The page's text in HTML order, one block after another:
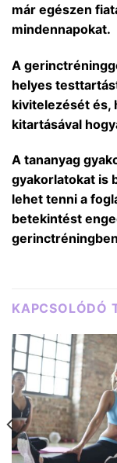
már egészen
mindennapokat.
A
helyes
kivitelezését és,
kitartásával
A tananyag
gyakorlatokat is
lehet tenni a
betekintést
KAPCSOLÓDÓ